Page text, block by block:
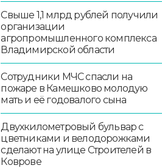
Свыше 1,1 млрд рублей получили
организации
агропромышленного комплекса
Владимирской области
Сотрудники МЧС спасли на
пожаре в Камешково молодую
мать и её годовалого сына
Двухкилометровый бульвар с
цветниками и велодорожками
сделают на улице Строителей в
Коврове